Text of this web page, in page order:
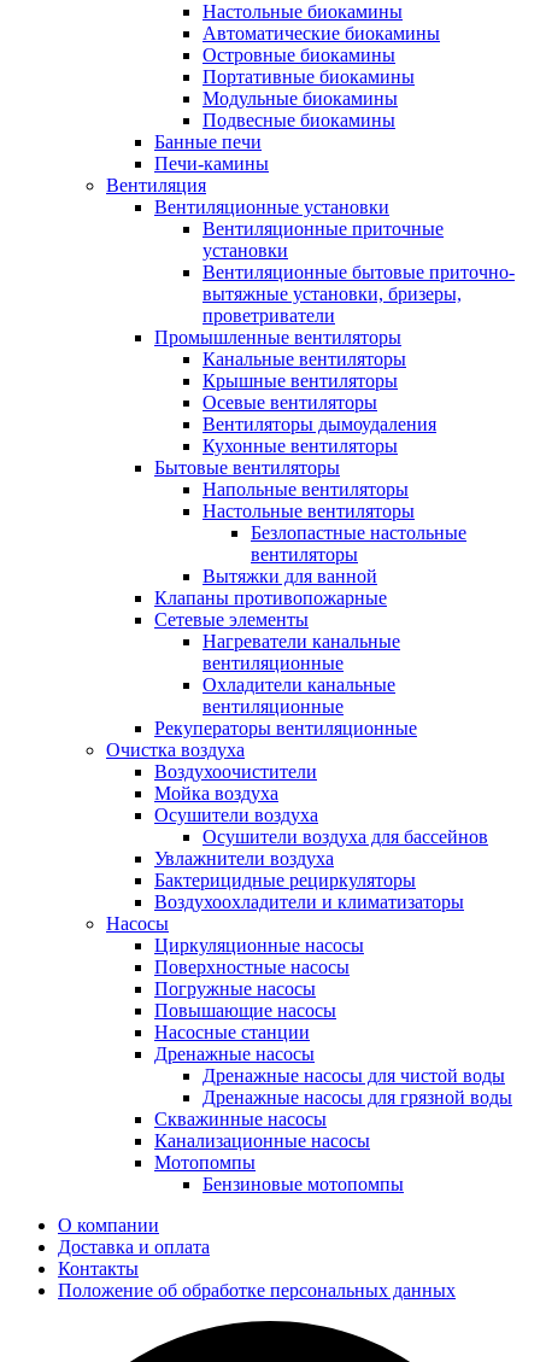
Настольные биокамины
Автоматические биокамины
Островные биокамины
Портативные биокамины
Модульные биокамины
Подвесные биокамины
Банные печи
Печи-камины
Вентиляция
Вентиляционные установки
Вентиляционные приточные
установки
Вентиляционные бытовые приточно-
вытяжные установки, бризеры,
проветриватели
Промышленные вентиляторы
Канальные вентиляторы
Крышные вентиляторы
Осевые вентиляторы
Вентиляторы дымоудаления
Кухонные вентиляторы
Бытовые вентиляторы
Напольные вентиляторы
Настольные вентиляторы
Безлопастные настольные
вентиляторы
Вытяжки для ванной
Клапаны противопожарные
Сетевые элементы
Нагреватели канальные
вентиляционные
Охладители канальные
вентиляционные
Рекуператоры вентиляционные
Очистка воздуха
Воздухоочистители
Мойка воздуха
Осушители воздуха
Осушители воздуха для бассейнов
Увлажнители воздуха
Бактерицидные рециркуляторы
Воздухоохладители и климатизаторы
Насосы
Циркуляционные насосы
Поверхностные насосы
Погружные насосы
Повышающие насосы
Насосные станции
Дренажные насосы
Дренажные насосы для чистой воды
Дренажные насосы для грязной воды
Скважинные насосы
Канализационные насосы
Мотопомпы
Бензиновые мотопомпы
О компании
Доставка и оплата
Контакты
Положение об обработке персональных данных